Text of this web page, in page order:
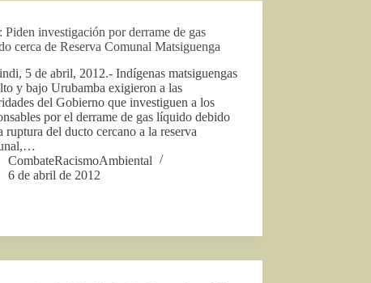
Piden investigación por derrame de gas
cerca de Reserva Comunal Matsiguenga
5 de abril, 2012.- Indígenas matsiguengas
y bajo Urubamba exigieron a las
del Gobierno que investiguen a los
por el derrame de gas líquido debido
ruptura del ducto cercano a la reserva
CombateRacismoAmbiental
6 de abril de 2012